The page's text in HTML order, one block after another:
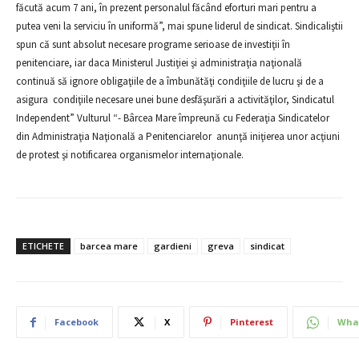
făcută acum 7 ani, în prezent personalul făcând eforturi mari pentru a
putea veni la serviciu în uniformă”, mai spune liderul de sindicat. Sindicaliştii
spun că sunt absolut necesare programe serioase de investiţii în
penitenciare, iar daca Ministerul Justiţiei şi administraţia naţională
continuă să ignore obligaţiile de a îmbunătăţi condiţiile de lucru şi de a
asigura condiţiile necesare unei bune desfăşurări a activităţilor, Sindicatul
Independent” Vulturul “- Bârcea Mare împreună cu Federaţia Sindicatelor
din Administraţia Naţională a Penitenciarelor anunţă iniţierea unor acţiuni
de protest şi notificarea organismelor internaţionale.
ETICHETE barcea mare gardieni greva sindicat
Facebook X Pinterest